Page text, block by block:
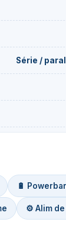
Série /
🔋
⚙️ Alim